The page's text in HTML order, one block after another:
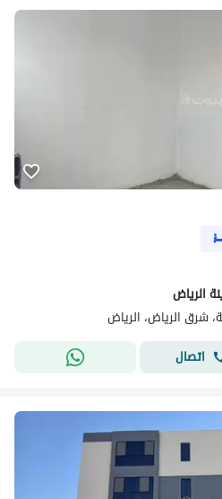
الرياض
شرق الرياض، الرياض
اتصال